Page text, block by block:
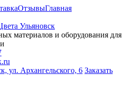
ОтзывыГлавная
материалов и оборудования для
ул. Архангельского, 6 Заказать